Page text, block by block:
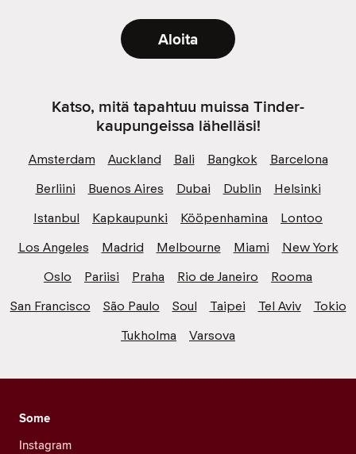
Aloita
Katso, mitä tapahtuu muissa Tinder-
kaupungeissa lähelläsi!
Amsterdam Auckland Bali Bangkok
Barcelona
Berliini
Buenos Aires Dubai Dublin
Helsinki
Istanbul
Kapkaupunki Kööpenhamina
Lontoo
Los Angeles
Madrid Melbourne Miami
New York
Oslo
Pariisi Praha Rio de Janeiro
Rooma
San Francisco
São Paulo Soul Taipei Tel Aviv
Tokio
Tukholma
Varsova
Some
Instagram